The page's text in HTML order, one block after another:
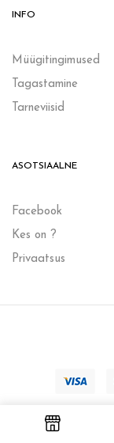
INFO
Müügitingimused
Tagastamine
Tarneviisid
ASOTSIAALNE
Facebook
Kes on ?
Privaatsus